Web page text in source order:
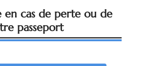
en cas de perte ou de
passeport